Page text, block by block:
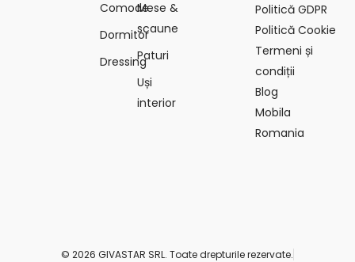
Comode
Dormitor
Dressing
Mese &
scaune
Paturi
Uși
interior
Politică GDPR
Politică Cookie
Termeni și
condiții
Blog
Mobila
Romania
© 2026 GIVASTAR SRL. Toate drepturile rezervate.